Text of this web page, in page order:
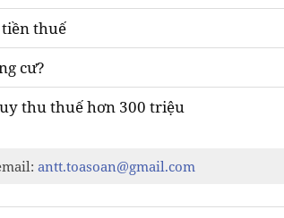
thuế
cư?
thu thuế hơn 300 triệu
antt.toasoan@gmail.com